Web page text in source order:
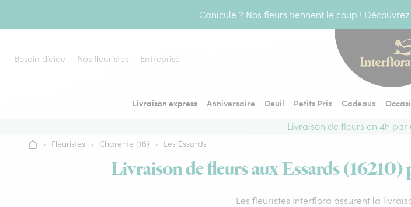
Canicule ? Nos fleurs tiennent le coup !
Besoin d’aide Nos fleuristes Entreprise
Livraison express Anniversaire Deuil Petits Prix Cadeaux
Livraison de fleurs en 4h
Accueil
› Fleuristes › Charente (16) › Les Essards
Livraison de fleurs aux Essards
Les fleuristes Interflora assurent la